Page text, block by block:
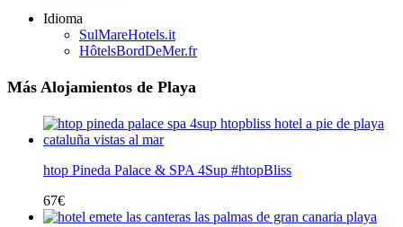
Idioma
SulMareHotels.it
HôtelsBordDeMer.fr
Más Alojamientos de Playa
htop Pineda Palace & SPA 4Sup #htopBliss
67€